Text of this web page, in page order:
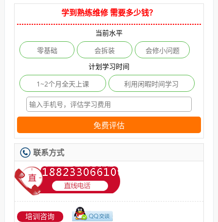
学到熟练维修 需要多少钱？
当前水平
零基础
会拆装
会修小问题
计划学习时间
1~2个月全天上课
利用闲暇时间学习
免费评估
联系方式
培训咨询